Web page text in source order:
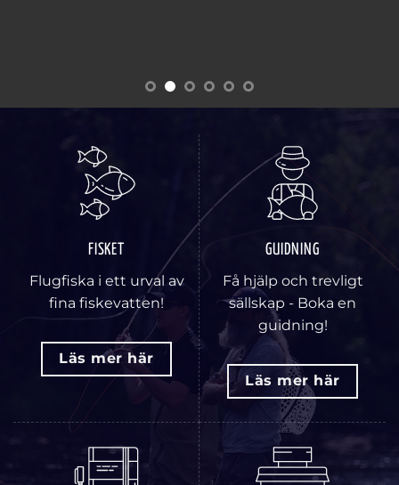
FISKET
Flugfiska i ett urval av
fina fiskevatten!
Läs mer här
GUIDNING
Få hjälp och trevligt
sällskap - Boka en
guidning!
Läs mer här